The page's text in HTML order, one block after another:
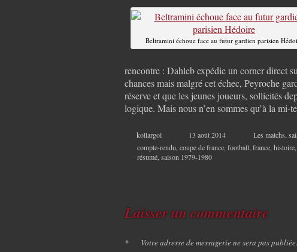
Beltramini échoue face au futur gardien parisien
rencontre : Dahleb expédie un corner direct
chances mais malgré cet échec, Peyroche
réserve et que les jeunes joueurs, sollicités
logique. Mais nous n’en sommes qu’à la
kollargol 13 août 2014 Les matchs
compte-rendu coupe de france football france histoire
résumé saison 1979-1980
Laisser un commentaire
Votre adresse de messagerie ne sera pas
*